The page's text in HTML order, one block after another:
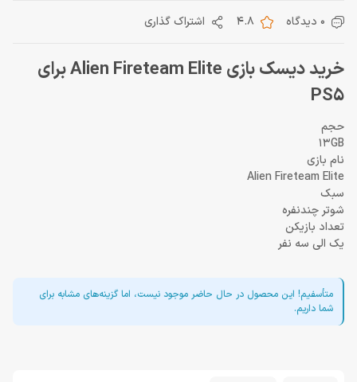
0 دیدگاه 4.8 اشتراک گذاری
خرید دیسک بازی Alien Fireteam Elite برای
PS5
حجم
13GB
نام بازی
Alien Fireteam Elite
سبک
شوتر چندنفره
تعداد بازیکن
یک الی سه نفر
متأسفیم! این محصول در حال حاضر موجود نیست، اما گزینه‌های مشابه برای
شما داریم.